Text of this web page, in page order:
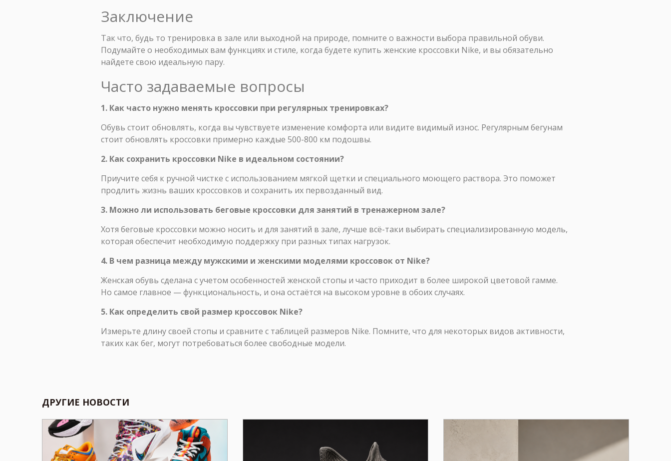
Заключение
Так что, будь то тренировка в зале или выходной на природе, помните о важности выбора правильной обуви.
Подумайте о необходимых вам функциях и стиле, когда будете купить женские кроссовки Nike, и вы обязательно
найдете свою идеальную пару.
Часто задаваемые вопросы
1. Как часто нужно менять кроссовки при регулярных тренировках?
Обувь стоит обновлять, когда вы чувствуете изменение комфорта или видите видимый износ. Регулярным бегунам
стоит обновлять кроссовки примерно каждые 500-800 км подошвы.
2. Как сохранить кроссовки Nike в идеальном состоянии?
Приучите себя к ручной чистке с использованием мягкой щетки и специального моющего раствора. Это поможет
продлить жизнь ваших кроссовков и сохранить их первозданный вид.
3. Можно ли использовать беговые кроссовки для занятий в тренажерном зале?
Хотя беговые кроссовки можно носить и для занятий в зале, лучше всё-таки выбирать специализированную модель,
которая обеспечит необходимую поддержку при разных типах нагрузок.
4. В чем разница между мужскими и женскими моделями кроссовок от Nike?
Женская обувь сделана с учетом особенностей женской стопы и часто приходит в более широкой цветовой гамме.
Но самое главное — функциональность, и она остаётся на высоком уровне в обоих случаях.
5. Как определить свой размер кроссовок Nike?
Измерьте длину своей стопы и сравните с таблицей размеров Nike. Помните, что для некоторых видов активности,
таких как бег, могут потребоваться более свободные модели.
ДРУГИЕ НОВОСТИ